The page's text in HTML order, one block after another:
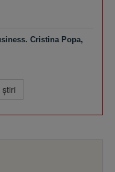
Cristina Popa,
ştiri